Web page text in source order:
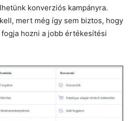
konverziós kampányra.
mert még így sem biztos, hogy
hozni a jobb értékesítési